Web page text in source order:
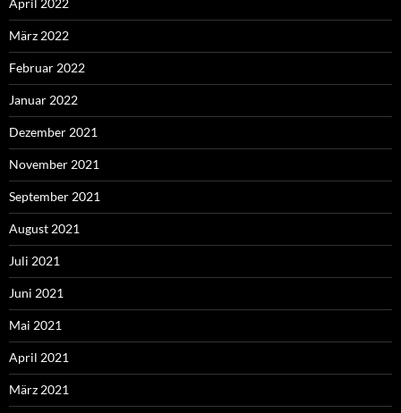
April 2022
März 2022
Februar 2022
Januar 2022
Dezember 2021
November 2021
September 2021
August 2021
Juli 2021
Juni 2021
Mai 2021
April 2021
März 2021